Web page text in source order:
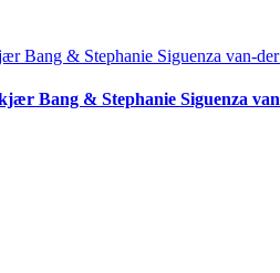
Bang & Stephanie Siguenza